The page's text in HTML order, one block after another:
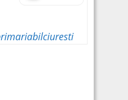
Dispozițiile autorității